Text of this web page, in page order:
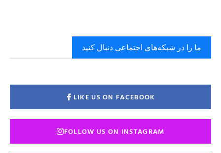
ما را در شبکه‌های اجتماعی دنبال کنید
LIKE US ON FACEBOOK
FOLLOW US ON INSTAGRAM